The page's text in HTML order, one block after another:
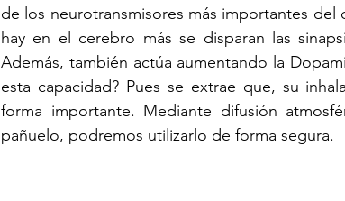
de los neurotransmisores más importantes
hay en el cerebro más se disparan las
Además, también actúa aumentando la
esta capacidad? Pues se extrae que, su
forma importante. Mediante difusión
pañuelo, podremos utilizarlo de forma segura.